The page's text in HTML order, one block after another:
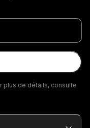
plus de détails, consulte